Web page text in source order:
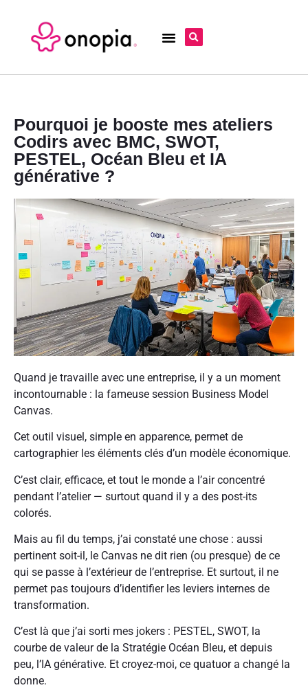
Pourquoi je booste mes ateliers
Codirs avec BMC, SWOT,
PESTEL, Océan Bleu et IA
générative ?
Quand je travaille avec une entreprise, il y a un moment
incontournable : la fameuse session Business Model
Canvas.
Cet outil visuel, simple en apparence, permet de
cartographier les éléments clés d’un modèle économique.
C’est clair, efficace, et tout le monde a l’air concentré
pendant l’atelier — surtout quand il y a des post-its
colorés.
Mais au fil du temps, j’ai constaté une chose : aussi
pertinent soit-il, le Canvas ne dit rien (ou presque) de ce
qui se passe à l’extérieur de l’entreprise. Et surtout, il ne
permet pas toujours d’identifier les leviers internes de
transformation.
C’est là que j’ai sorti mes jokers : PESTEL, SWOT, la
courbe de valeur de la Stratégie Océan Bleu, et depuis
peu, l’IA générative. Et croyez-moi, ce quatuor a changé la
donne.